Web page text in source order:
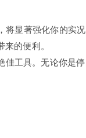
将显著强化你的实况
的便利。
佳工具。无论你是停